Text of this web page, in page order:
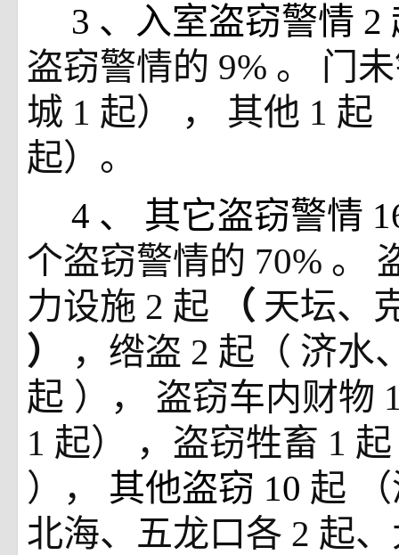
3 、入室盗窃警情 2
盗窃警情的 9% 。 门
城 1 起） ， 其他 1 起
起）。
4 、 其它盗窃警情
个盗窃警情的 70% 。
力设施 2 起 （ 天坛、
）
，绺盗 2 起（ 济水
起 ）， 盗窃车内财物
1 起） ，盗窃牲畜 1
）， 其他盗窃 10 起
北海、五龙口各 2 起